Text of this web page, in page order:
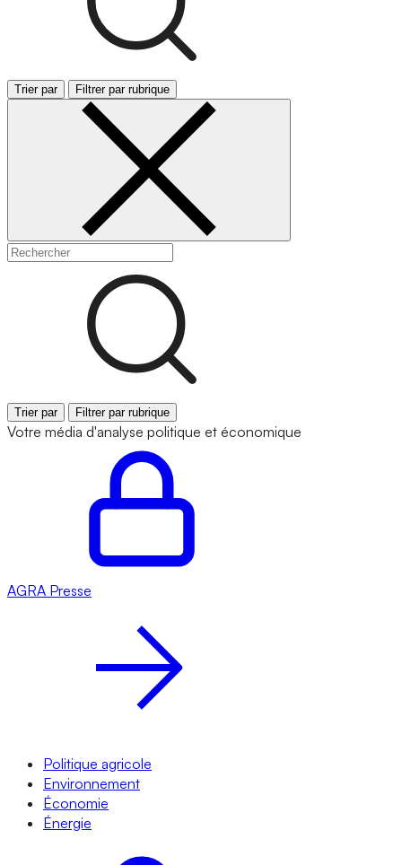
Trier par Filtrer par rubrique
Trier par Filtrer par rubrique
Votre média d'analyse politique et économique
AGRA Presse
Politique agricole
Environnement
Économie
Énergie